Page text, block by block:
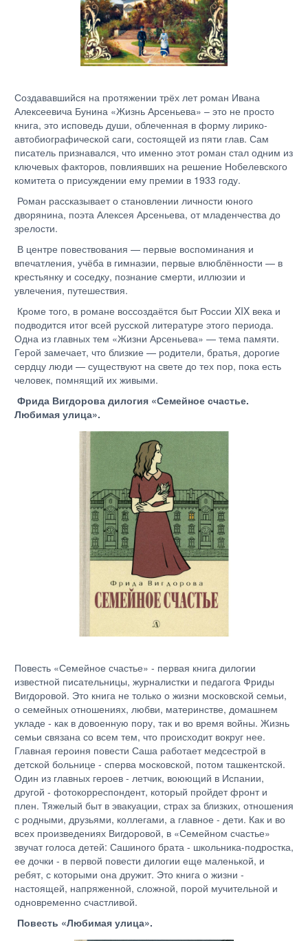
Создававшийся на протяжении трёх лет роман Ивана
Алексеевича Бунина «Жизнь Арсеньева» – это не просто
книга, это исповедь души, облеченная в форму лирико-
автобиографической саги, состоящей из пяти глав. Сам
писатель признавался, что именно этот роман стал одним из
ключевых факторов, повлиявших на решение Нобелевского
комитета о присуждении ему премии в 1933 году.
Роман рассказывает о становлении личности юного
дворянина, поэта Алексея Арсеньева, от младенчества до
зрелости.
В центре повествования — первые воспоминания и
впечатления, учёба в гимназии, первые влюблённости — в
крестьянку и соседку, познание смерти, иллюзии и
увлечения, путешествия.
Кроме того, в романе воссоздаётся быт России XIX века и
подводится итог всей русской литературе этого периода.
Одна из главных тем «Жизни Арсеньева» — тема памяти.
Герой замечает, что близкие — родители, братья, дорогие
сердцу люди — существуют на свете до тех пор, пока есть
человек, помнящий их живыми.
Фрида Вигдорова дилогия «Семейное счастье.
Любимая улица».
Повесть «Семейное счастье» - первая книга дилогии
известной писательницы, журналистки и педагога Фриды
Вигдоровой. Это книга не только о жизни московской семьи,
о семейных отношениях, любви, материнстве, домашнем
укладе - как в довоенную пору, так и во время войны. Жизнь
семьи связана со всем тем, что происходит вокруг нее.
Главная героиня повести Саша работает медсестрой в
детской больнице - сперва московской, потом ташкентской.
Один из главных героев - летчик, воюющий в Испании,
другой - фотокорреспондент, который пройдет фронт и
плен. Тяжелый быт в эвакуации, страх за близких, отношения
с родными, друзьями, коллегами, а главное - дети. Как и во
всех произведениях Вигдоровой, в «Семейном счастье»
звучат голоса детей: Сашиного брата - школьника-подростка,
ее дочки - в первой повести дилогии еще маленькой, и
ребят, с которыми она дружит. Это книга о жизни -
настоящей, напряженной, сложной, порой мучительной и
одновременно счастливой.
Повесть «Любимая улица».